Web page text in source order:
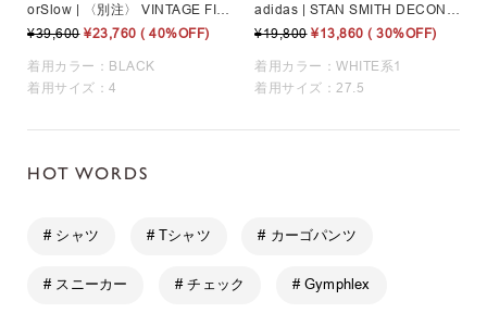
orSlow | 〈別注〉 VINTAGE FIT 6 POCKET CARGO PANTS MEN
¥39,600 ¥23,760 ( 40%OFF)
着用カラー：BLACK
着用サイズ：4
adidas | STAN SMITH DECON MEN
¥19,800 ¥13,860 ( 30%OFF)
着用カラー：WHITE系1
着用サイズ：27.5
HOT WORDS
# シャツ # Tシャツ # カーゴパンツ
# スニーカー # チェック # Gymphlex